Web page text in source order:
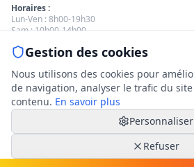
Horaires :
Lun-Ven : 8h00-19h30
Sam : 10h00-14h00
Nous contacter
© 2025 Le Solarman. Tous
Politique de cookies
Politique de
Gestion des cookies
Nous utilisons des cookies pour
de navigation, analyser le trafic du
contenu. En savoir plus
Personnaliser
Refuser